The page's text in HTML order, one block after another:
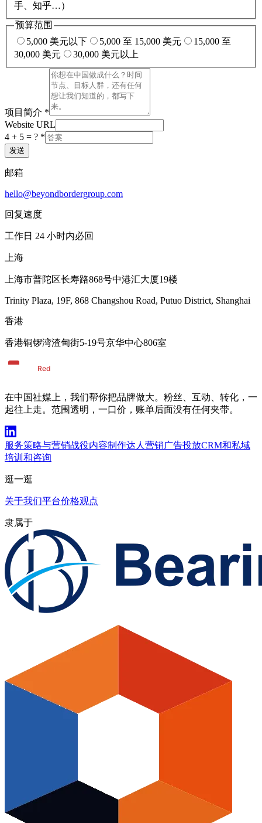
手、知乎…）
预算范围
5,000 美元以下
5,000 至 15,000 美元
15,000 至
30,000 美元
30,000 美元以上
项目简介 *
Website URL
4 + 5 = ? *
发送
邮箱
hello@beyondbordergroup.com
回复速度
工作日 24 小时内必回
上海
上海市普陀区长寿路868号中港汇大厦19楼
Trinity Plaza, 19F, 868 Changshou Road, Putuo District, Shanghai
香港
香港铜锣湾渣甸街5-19号京华中心806室
在中国社媒上，我们帮你把品牌做大。粉丝、互动、转化，一
起往上走。范围透明，一口价，账单后面没有任何夹带。
服务策略与营销战役内容制作达人营销广告投放CRM和私域
培训和咨询
逛一逛
关于我们平台价格观点
隶属于